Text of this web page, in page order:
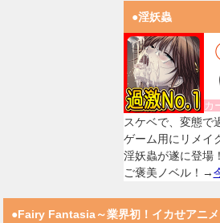
●淫妖蟲
カ
スケベで、変態で
ゲーム用にリメイ
淫妖蟲が遂に登場
ご褒美ノベル！→
●Fairy Fantasia～業界初！イカせアニメ